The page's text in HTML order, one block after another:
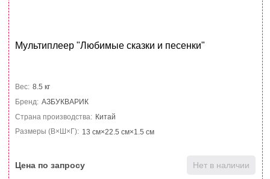
Мультиплеер "Любимые сказки и песенки"
Вес: 8.5 кг
Бренд: АЗБУКВАРИК
Страна производства: Китай
Размеры (В×Ш×Г): 13 см×22.5 см×1.5 см
Цена по запросу Нет в наличии